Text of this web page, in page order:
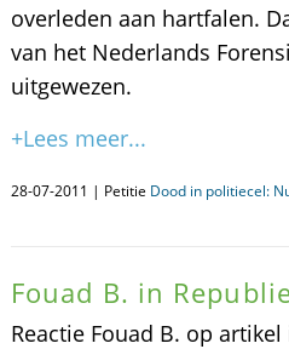
overleden aan hartfalen.
van het Nederlands
uitgewezen.
+Lees meer...
28-07-2011 | Petitie Dood in politiecel:
Fouad B. in
Reactie Fouad B. op